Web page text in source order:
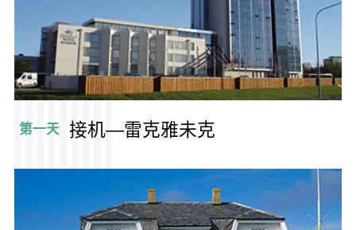
第一天 接机—雷克雅未克